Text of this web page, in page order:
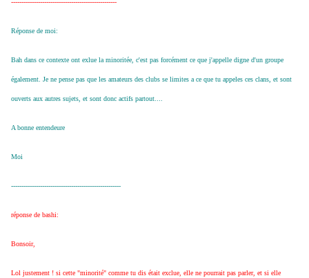
---------------------------------------------------
Réponse de moi:
Bah dans ce contexte ont exlue la minoritée, c'est pas forcément ce que j'appelle digne d'un groupe
également. Je ne pense pas que les amateurs des clubs se limites a ce que tu appeles ces clans, et sont
ouverts aux autres sujets, et sont donc actifs partout....
A bonne entendeure
Moi
-----------------------------------------------------
réponse de bashi:
Bonsoir,
Lol justement ! si cette "minorité" comme tu dis était exclue, elle ne pourrait pas parler, et si elle